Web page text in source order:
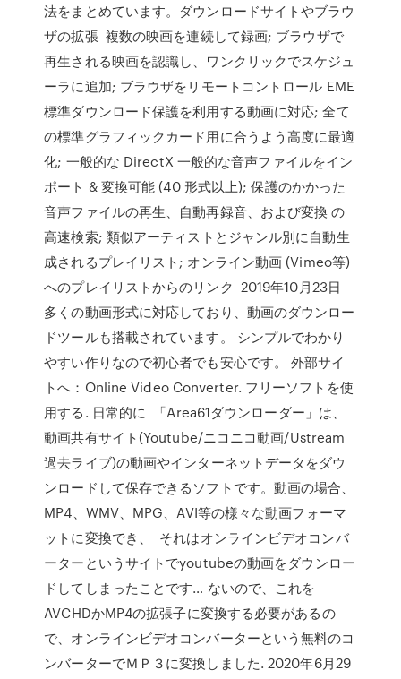
法をまとめています。ダウンロードサイトやブラウ
ザの拡張 複数の映画を連続して録画; ブラウザで
再生される映画を認識し、ワンクリックでスケジュ
ーラに追加; ブラウザをリモートコントロール EME
標準ダウンロード保護を利用する動画に対応; 全て
の標準グラフィックカード用に合うよう高度に最適
化; 一般的な DirectX 一般的な音声ファイルをイン
ポート & 変換可能 (40 形式以上); 保護のかかった
音声ファイルの再生、自動再録音、および変換 の
高速検索; 類似アーティストとジャンル別に自動生
成されるプレイリスト; オンライン動画 (Vimeo等)
へのプレイリストからのリンク 2019年10月23日
多くの動画形式に対応しており、動画のダウンロー
ドツールも搭載されています。 シンプルでわかり
やすい作りなので初心者でも安心です。 外部サイ
トへ：Online Video Converter. フリーソフトを使
用する. 日常的に 「Area61ダウンローダー」は、
動画共有サイト(Youtube/ニコニコ動画/Ustream
過去ライブ)の動画やインターネットデータをダウ
ンロードして保存できるソフトです。動画の場合、
MP4、WMV、MPG、AVI等の様々な動画フォーマ
ットに変換でき、 それはオンラインビデオコンバ
ーターというサイトでyoutubeの動画をダウンロー
ドしてしまったことです… ないので、これを
AVCHDかMP4の拡張子に変換する必要があるの
で、オンラインビデオコンバーターという無料のコ
ンバーターでＭＰ３に変換しました. 2020年6月29